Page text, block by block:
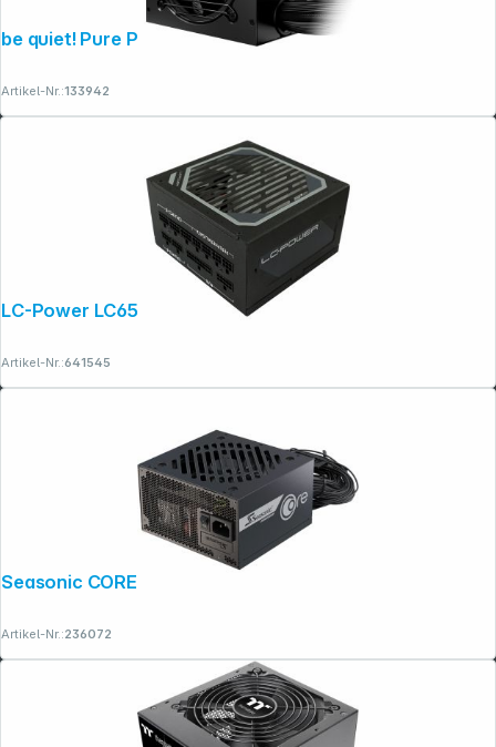
be quiet! Pure Power 12 750W
Artikel-Nr.:133942
LC-Power LC6550M V2.31
Artikel-Nr.:641545
Seasonic CORE GC-750 ATX 3.1
Artikel-Nr.:236072